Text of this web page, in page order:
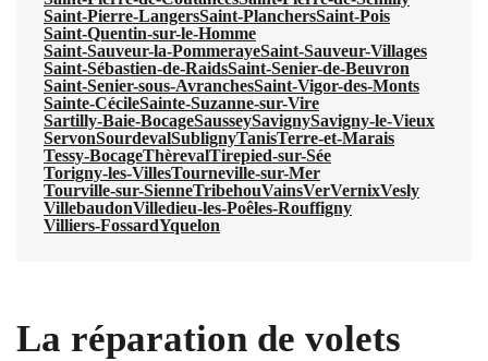
Saint-Pierre-LangersSaint-PlanchersSaint-Pois
Saint-Quentin-sur-le-Homme
Saint-Sauveur-la-PommerayeSaint-Sauveur-Villages
Saint-Sébastien-de-RaidsSaint-Senier-de-Beuvron
Saint-Senier-sous-AvranchesSaint-Vigor-des-Monts
Sainte-CécileSainte-Suzanne-sur-Vire
Sartilly-Baie-BocageSausseySavignySavigny-le-Vieux
ServonSourdevalSublignyTanisTerre-et-Marais
Tessy-BocageThèrevalTirepied-sur-Sée
Torigny-les-VillesTourneville-sur-Mer
Tourville-sur-SienneTribehouVainsVerVernixVesly
VillebaudonVilledieu-les-Poêles-Rouffigny
Villiers-FossardYquelon
La réparation de volets